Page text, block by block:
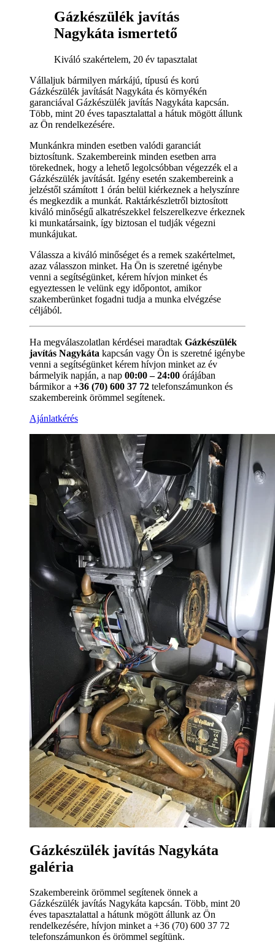
Gázkészülék javítás
Nagykáta ismertető
Kiváló szakértelem, 20 év tapasztalat
Vállaljuk bármilyen márkájú, típusú és korú
Gázkészülék javítását Nagykáta és környékén
garanciával Gázkészülék javítás Nagykáta kapcsán.
Több, mint 20 éves tapasztalattal a hátuk mögött állunk
az Ön rendelkezésére.
Munkánkra minden esetben valódi garanciát
biztosítunk. Szakembereink minden esetben arra
törekednek, hogy a lehető legolcsóbban végezzék el a
Gázkészülék javítását. Igény esetén szakembereink a
jelzéstől számított 1 órán belül kiérkeznek a helyszínre
és megkezdik a munkát. Raktárkészletről biztosított
kiváló minőségű alkatrészekkel felszerelkezve érkeznek
ki munkatársaink, így biztosan el tudják végezni
munkájukat.
Válassza a kiváló minőséget és a remek szakértelmet,
azaz válasszon minket. Ha Ön is szeretné igénybe
venni a segítségünket, kérem hívjon minket és
egyeztessen le velünk egy időpontot, amikor
szakemberünket fogadni tudja a munka elvégzése
céljából.
Ha megválaszolatlan kérdései maradtak Gázkészülék
javítás Nagykáta kapcsán vagy Ön is szeretné igénybe
venni a segítségünket kérem hívjon minket az év
bármelyik napján, a nap 00:00 – 24:00 órájában
bármikor a +36 (70) 600 37 72 telefonszámunkon és
szakembereink örömmel segítenek.
Ajánlatkérés
Gázkészülék javítás Nagykáta
galéria
Szakembereink örömmel segítenek önnek a
Gázkészülék javítás Nagykáta kapcsán. Több, mint 20
éves tapasztalattal a hátunk mögött állunk az Ön
rendelkezésére, hívjon minket a +36 (70) 600 37 72
telefonszámunkon és örömmel segítünk.